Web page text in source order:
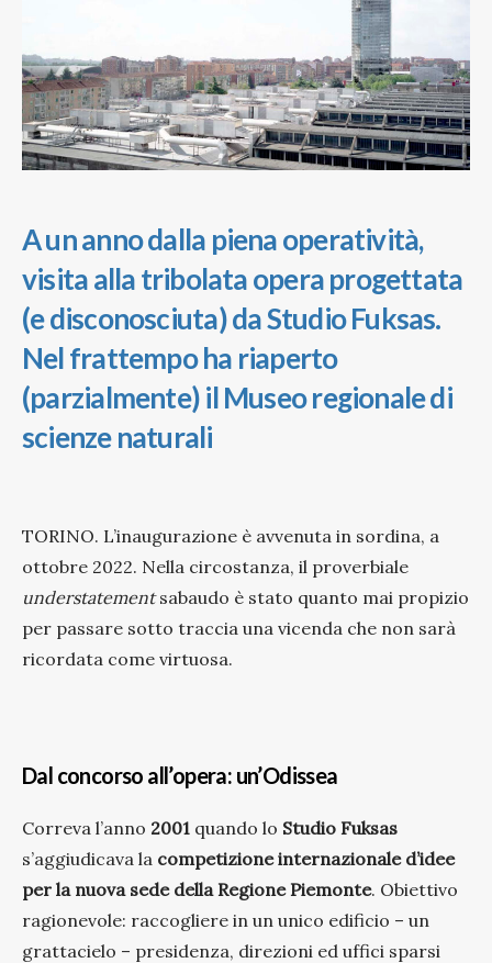
A un anno dalla piena operatività,
visita alla tribolata opera progettata
(e disconosciuta) da Studio Fuksas.
Nel frattempo ha riaperto
(parzialmente) il Museo regionale di
scienze naturali
TORINO. L’inaugurazione è avvenuta in sordina, a
ottobre 2022. Nella circostanza, il proverbiale
understatementsabaudo è stato quanto mai propizio
per passare sotto traccia una vicenda che non sarà
ricordata come virtuosa.
Dal concorso all’opera: un’Odissea
Correva l’anno 2001 quando lo Studio Fuksas
s’aggiudicava la competizione internazionale d’idee
per la nuova sede della Regione Piemonte. Obiettivo
ragionevole: raccogliere in un unico edificio – un
grattacielo – presidenza, direzioni ed uffici sparsi